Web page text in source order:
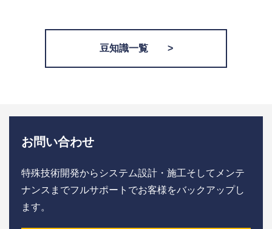
豆知識一覧 >
お問い合わせ
特殊技術開発からシステム設計・施工そしてメンテ
ナンスまでフルサポートでお客様をバックアップし
ます。